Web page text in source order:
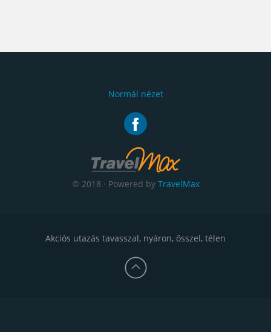
Normál nézet
© 2018 · Powered by TravelMax
Akciós utazás tavasszal, nyáron, ősszel, télen